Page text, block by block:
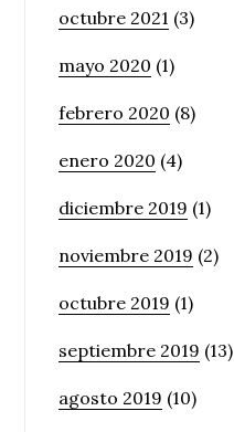
octubre 2021 (3)
mayo 2020 (1)
febrero 2020 (8)
enero 2020 (4)
diciembre 2019 (1)
noviembre 2019 (2)
octubre 2019 (1)
septiembre 2019 (13)
agosto 2019 (10)